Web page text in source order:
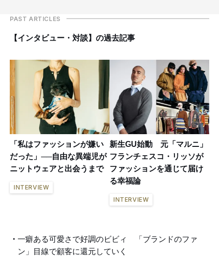
PAST ARTICLES
【インタビュー・対談】の過去記事
「私はファッションが嫌い
だった」──自由な異端児が
ニットウェアと出会うまで
INTERVIEW
新生GU始動 元「マルニ」
フランチェスコ・リッソが
ファッションを通じて届け
る幸福論
INTERVIEW
一癖ある可愛さで好調のビビィ 「ブランドのファ
ン」目線で顧客に還元していく